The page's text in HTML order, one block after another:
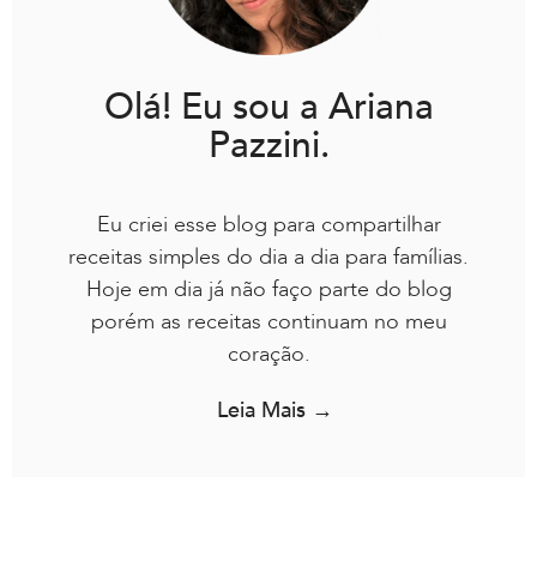
Olá! Eu sou a Ariana
Pazzini.
Eu criei esse blog para compartilhar
receitas simples do dia a dia para famílias.
Hoje em dia já não faço parte do blog
porém as receitas continuam no meu
coração.
Leia Mais →